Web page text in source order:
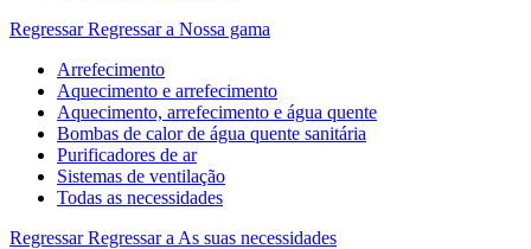
Regressar Regressar a Nossa gama
Arrefecimento
Aquecimento e arrefecimento
Aquecimento, arrefecimento e água quente
Bombas de calor de água quente sanitária
Purificadores de ar
Sistemas de ventilação
Todas as necessidades
Regressar Regressar a As suas necessidades